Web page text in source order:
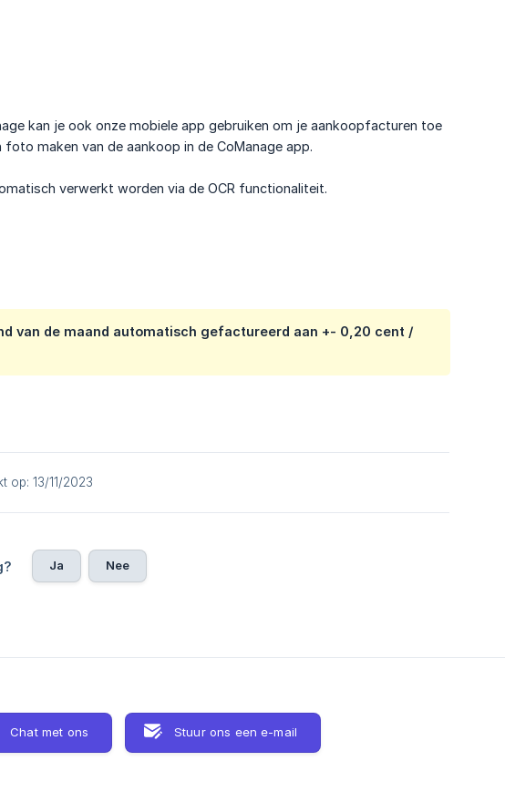
kan je ook onze mobiele app gebruiken om je aankoopfacturen toe
maken van de aankoop in de CoManage app.
verwerkt worden via de OCR functionaliteit.
van de maand automatisch gefactureerd aan +- 0,20 cent /
op: 13/11/2023
Ja Nee
Chat met ons Stuur ons een e-mail